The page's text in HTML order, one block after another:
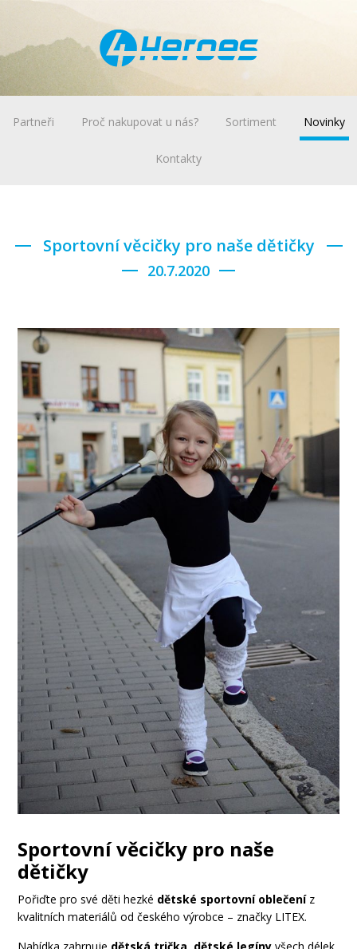
Partneři Proč nakupovat u nás? Sortiment Novinky
Kontakty
Sportovní věcičky pro naše dětičky
20.7.2020
Sportovní věcičky pro naše
dětičky
Pořiďte pro své děti hezké dětské sportovní oblečeníz
kvalitních materiálů od českého výrobce – značky LITEX.